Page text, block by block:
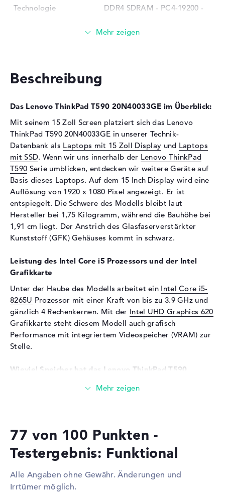
Technologie
DDR4 SDRAM - PC4-19200 -
Optische Speicher
Laufwerks-Typ
ohne Laufwerk
Display
Display-Typ
15,6" TFT
Max. Auflösung
1920 x 1080
Auflösungstyp
Full-HD
Besonderheiten
Display, entspiegelt, LED-
Hintergrundbeleuchtung, IPS
Panel
Kartenleser
Unterstützte Flash-
microSD
Audio
Mikrofon
vorhanden
Webcam
Sensorauflösung
0,9 MP
Eingabegeräte
(Multi-Touch-Trackpad),
Pointing Stick
Netzwerkkarte
Gigabit Ethernet
(10/100/1000)
WLAN
802.11a, 802.11b, 802.11g,
Bluetooth
Bluetooth 5
Erweiterung / Konnektivität
Beschreibung
Das Lenovo ThinkPad T590 20N40033GE im Überblick:
Mit seinem 15 Zoll Screen platziert sich das Lenovo
ThinkPad T590 20N40033GE in unserer Technik-
Datenbank als Laptops mit 15 Zoll Display und Laptops
mit SSD. Wenn wir uns innerhalb der Lenovo ThinkPad
T590 Serie umblicken, entdecken wir weitere Geräte auf
Basis dieses Laptops. Auf dem 15 Inch Display wird eine
Auflösung von 1920 x 1080 Pixel angezeigt. Er ist
entspiegelt. Die Schwere des Modells bleibt laut
Hersteller bei 1,75 Kilogramm, während die Bauhöhe bei
1,91 cm liegt. Der Anstrich des Glasfaserverstärkter
Kunststoff (GFK) Gehäuses kommt in schwarz.
Leistung des Intel Core i5 Prozessors und der Intel
Grafikkarte
Unter der Haube des Modells arbeitet ein Intel Core i5-
8265U Prozessor mit einer Kraft von bis zu 3.9 GHz und
gänzlich 4 Rechenkernen. Mit der Intel UHD Graphics 620
Grafikkarte steht diesem Modell auch grafisch
Performance mit integriertem Videospeicher (VRAM) zur
Stelle.
Wieviel Speicher hat das Lenovo ThinkPad T590
Wer sein Laptop hochstufen möchte, kann dies bis
Notebooks liegt bei 256 GB SSD. In diesem Fall wird hier
Diese Schnittstellen und Funkverbindungen sind an
77 von 100 Punkten -
Testergebnis: Funktional
Alle Angaben ohne Gewähr. Änderungen und
Irrtümer möglich.